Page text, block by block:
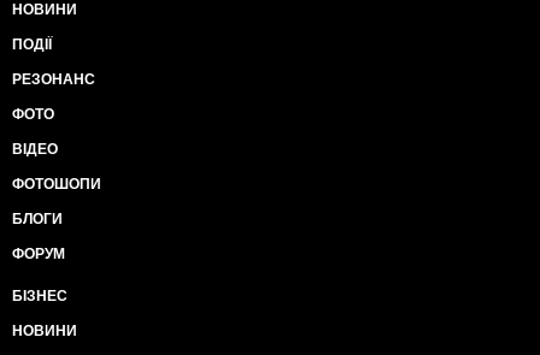
НОВИНИ
ПОДІЇ
РЕЗОНАНС
ФОТО
ВІДЕО
ФОТОШОПИ
БЛОГИ
ФОРУМ
БІЗНЕС
НОВИНИ